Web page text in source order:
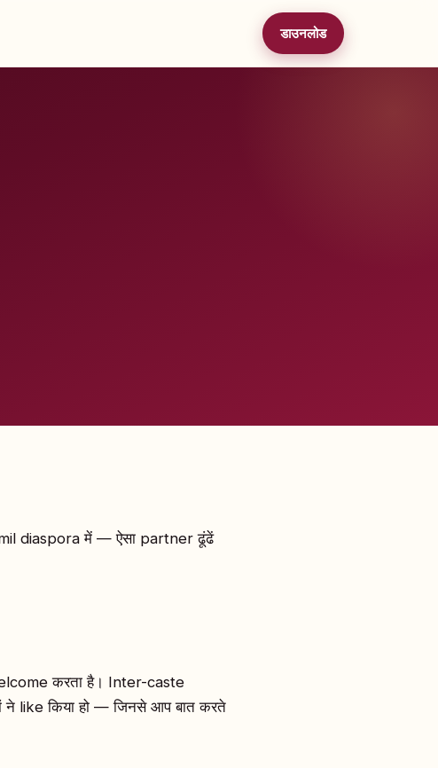
डाउनलोड
diaspora में — ऐसा partner ढूंढें
करता है। Inter-caste
ने like किया हो — जिनसे आप बात करते